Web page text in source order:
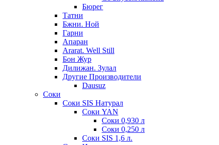
Бюрег
Татни
Бжни. Ной
Гарни
Апаран
Ararat. Well Still
Бон Жур
Дилижан. Зулал
Другие Производители
Dausuz
Соки
Соки SIS Натурал
Соки YAN
Соки 0,930 л
Соки 0,250 л
Соки SIS 1,6 л.